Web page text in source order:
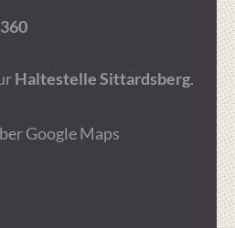
Haltestelle Sittardsberg.
Google Maps